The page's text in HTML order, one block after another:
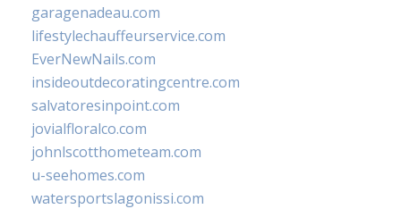
garagenadeau.com
lifestylechauffeurservice.com
EverNewNails.com
insideoutdecoratingcentre.com
salvatoresinpoint.com
jovialfloralco.com
johnlscotthometeam.com
u-seehomes.com
watersportslagonissi.com